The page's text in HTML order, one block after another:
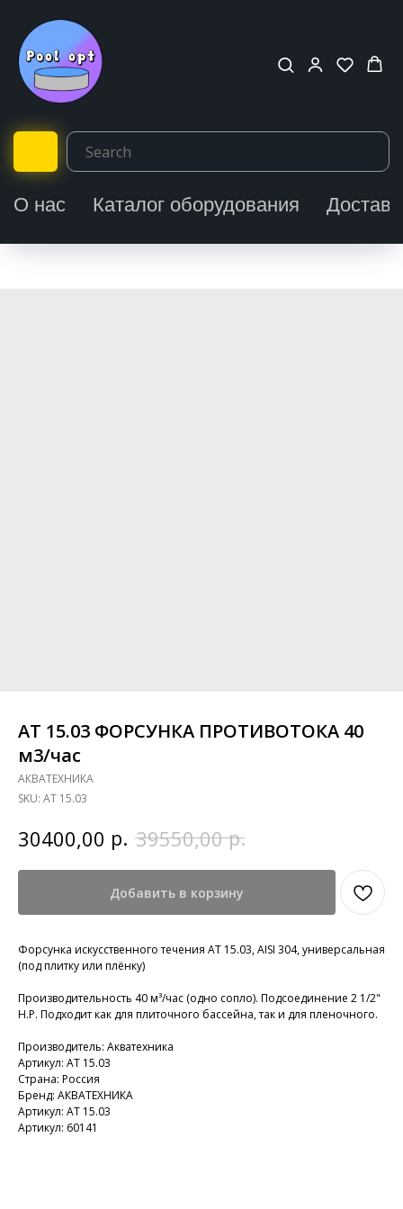
О нас Каталог оборудования
АТ 15.03 ФОРСУНКА ПРОТИВОТОКА 40
м3/час
АКВАТЕХНИКА
SKU: АТ 15.03
30400,00 р. 39550,00 р.
Добавить в корзину
Форсунка искусственного течения АТ 15.03, AISI 304, универсальная
(под плитку или плёнку)
Производительность 40 м³/час (одно сопло). Подсоединение 2 1/2"
Н.Р. Подходит как для плиточного бассейна, так и для пленочного.
Производитель: Акватехника
Артикул: АТ 15.03
Страна: Россия
Бренд: АКВАТЕХНИКА
Артикул: АТ 15.03
Артикул: 60141